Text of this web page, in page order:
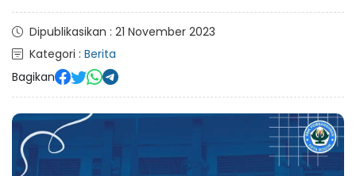
Dipublikasikan : 21 November 2023
Kategori : Berita
Bagikan